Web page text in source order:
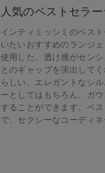
人気のベストセラ
インティミッシミのベス
いたいおすすめのランジ
使用した、透け感がセン
とのギャップを演出してく
らしい、エレガントなシ
ーとしてはもちろん、ガ
することができます。ベ
で、セクシーなコーディ